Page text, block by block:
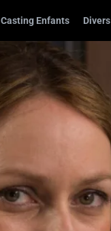
Casting Enfants Divers